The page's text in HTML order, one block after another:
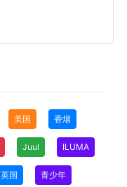
美国 香烟
Juul ILUMA
英国 青少年